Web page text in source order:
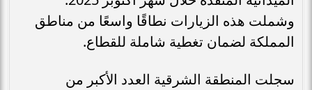
وشملت هذه الزيارات نطاقًا واسعًا من مناطق
المملكة لضمان تغطية شاملة للقطاع.
سجلت المنطقة الشرقية العدد الأكبر من